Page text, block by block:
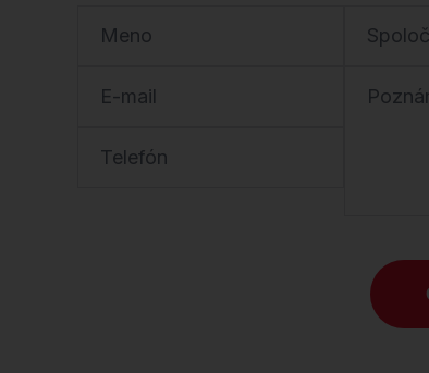
Meno
E-mail
Telefón